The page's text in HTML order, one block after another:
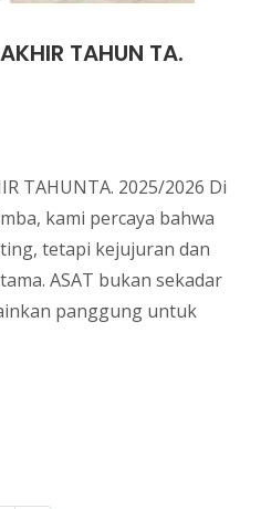
TAHUN TA.
TAHUNTA. 2025/2026 Di
kami percaya bahwa
tetapi kejujuran dan
ASAT bukan sekadar
panggung untuk